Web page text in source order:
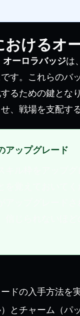
けるオ
オーロラバッジは
す。これらの
るための鍵とな
、戦場を支配す
アップグレード
ドの入手方法を実
とチャーム（パ